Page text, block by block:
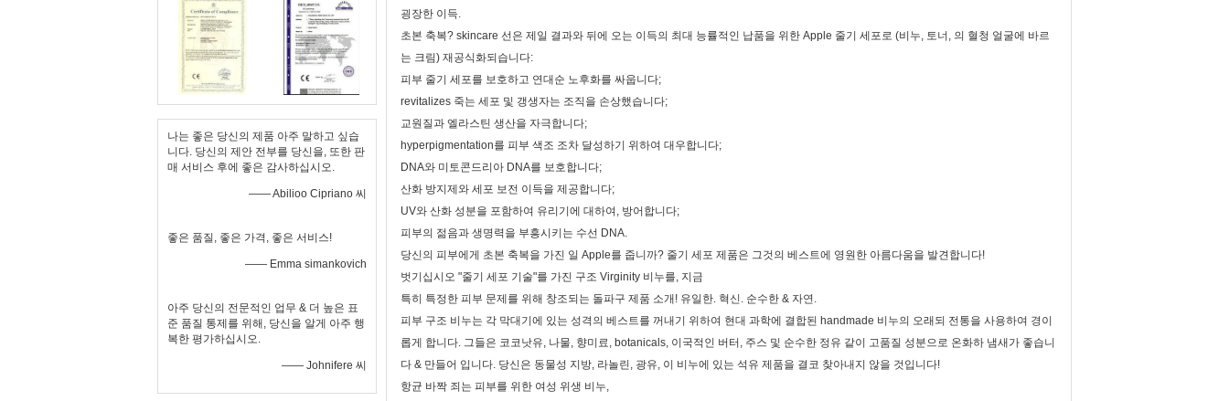
나는 좋은 당신의 제품 아주 말하고 싶습
니다. 당신의 제안 전부를 당신을, 또한 판
매 서비스 후에 좋은 감사하십시오.
—— Abilioo Cipriano 씨
좋은 품질, 좋은 가격, 좋은 서비스!
—— Emma simankovich
아주 당신의 전문적인 업무 & 더 높은 표
준 품질 통제를 위해, 당신을 알게 아주 행
복한 평가하십시오.
—— Johnifere 씨
굉장한 이득.
초본 축복? skincare 선은 제일 결과와 뒤에 오는 이득의 최대 능률적인 납품을 위한 Apple 줄기 세포로 (비누, 토너, 의 혈청 얼굴에 바르
는 크림) 재공식화되습니다:
피부 줄기 세포를 보호하고 연대순 노후화를 싸웁니다;
revitalizes 죽는 세포 및 갱생자는 조직을 손상했습니다;
교원질과 엘라스틴 생산을 자극합니다;
hyperpigmentation를 피부 색조 조차 달성하기 위하여 대우합니다;
DNA와 미토콘드리아 DNA를 보호합니다;
산화 방지제와 세포 보전 이득을 제공합니다;
UV와 산화 성분을 포함하여 유리기에 대하여, 방어합니다;
피부의 젊음과 생명력을 부흥시키는 수선 DNA.
당신의 피부에게 초본 축복을 가진 일 Apple를 줍니까? 줄기 세포 제품은 그것의 베스트에 영원한 아름다움을 발견합니다!
벗기십시오 "줄기 세포 기술"를 가진 구조 Virginity 비누를, 지금
특히 특정한 피부 문제를 위해 창조되는 돌파구 제품 소개! 유일한. 혁신. 순수한 & 자연.
피부 구조 비누는 각 막대기에 있는 성격의 베스트를 꺼내기 위하여 현대 과학에 결합된 handmade 비누의 오래되 전통을 사용하여 경이
롭게 합니다. 그들은 코코낫유, 나물, 향미료, botanicals, 이국적인 버터, 주스 및 순수한 정유 같이 고품질 성분으로 온화하 냄새가 좋습니
다 & 만들어 입니다. 당신은 동물성 지방, 라놀린, 광유, 이 비누에 있는 석유 제품을 결코 찾아내지 않을 것입니다!
항균 바짝 죄는 피부를 위한 여성 위생 비누,